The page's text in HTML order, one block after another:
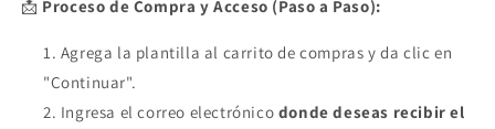
📩 Proceso de Compra y Acceso (Paso a Paso):
Agrega la plantilla al carrito de compras y da clic en
"Continuar".
Ingresa el correo electrónico donde deseas recibir el